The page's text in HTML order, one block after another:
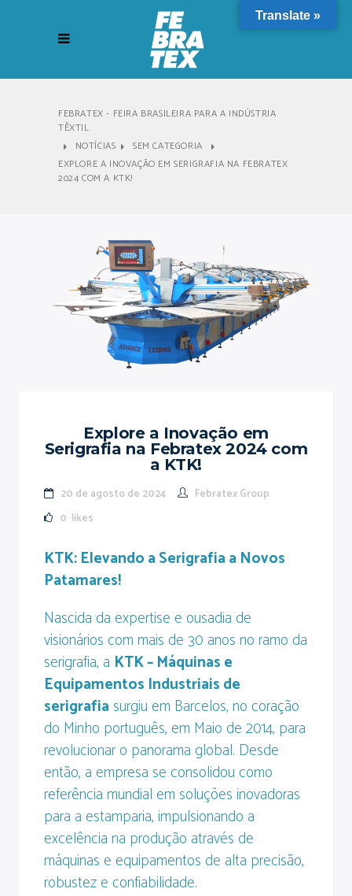
FEBRATEX - FEIRA BRASILEIRA PARA A INDÚSTRIA
TÊXTIL
NOTÍCIAS
SEM CATEGORIA
EXPLORE A INOVAÇÃO EM SERIGRAFIA NA FEBRATEX
2024 COM A KTK!
Explore a Inovação em
Serigrafia na Febratex 2024 com
a KTK!
20 de agosto de 2024
Febratex Group
0 likes
KTK: Elevando a Serigrafia a Novos
Patamares!
Nascida da expertise e ousadia de
visionários com mais de 30 anos no ramo da
serigrafia, a KTK – Máquinas e
Equipamentos Industriais de
serigrafia surgiu em Barcelos, no coração
do Minho português, em Maio de 2014, para
revolucionar o panorama global. Desde
então, a empresa se consolidou como
referência mundial em soluções inovadoras
para a estamparia, impulsionando a
excelência na produção através de
máquinas e equipamentos de alta precisão,
robustez e confiabilidade.
Translate »